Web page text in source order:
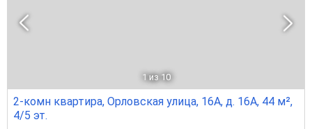
1 из 10
2-комн квартира, Орловская улица, 16А, д. 16А, 44 м²,
4/5 эт.